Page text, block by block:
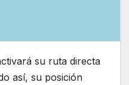
su ruta directa
así, su posición